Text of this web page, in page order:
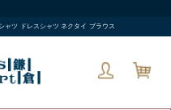
ャツ ドレスシャツ ネクタイ ブラウス